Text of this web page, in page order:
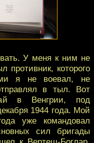
У меня к ним не
противник, которого
я не воевал, не
в тыл. Вот
в Венгрии, под
1944 года. Мой
уже командовал
сил бригады